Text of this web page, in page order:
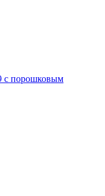
с порошковым